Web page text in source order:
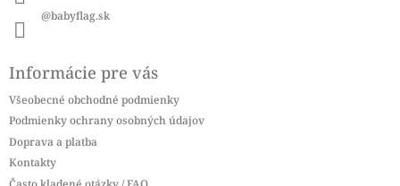
@babyflag.sk
Informácie pre vás
Všeobecné obchodné podmienky
Podmienky ochrany osobných údajov
Doprava a platba
Kontakty